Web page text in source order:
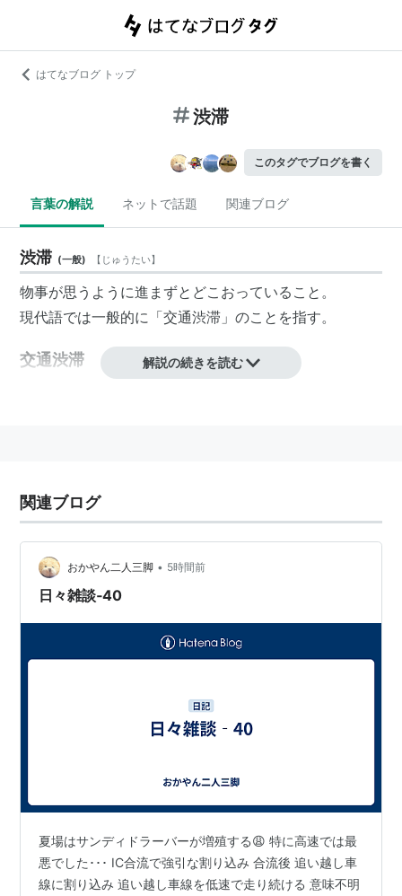
はてなブログ トップ
渋滞
このタグでブログを書く
言葉の解説 ネットで話題 関連ブログ
渋滞 (一般) 【 じゅうたい】
物事が思うように進まずとどこおっていること。
現代語では一般的に「交通渋滞」のことを指す。
交通渋滞 解説の続きを読む
関連ブログ
おかやん二人三脚 • 5時間前
日々雑談‐40
夏場はサンディドラーバーが増殖する😩 特に高速では最
悪でした･･･ IC合流で強引な割り込み 合流後 追い越し車
線に割り込み 追い越し車線を低速で走り続ける 意味不明